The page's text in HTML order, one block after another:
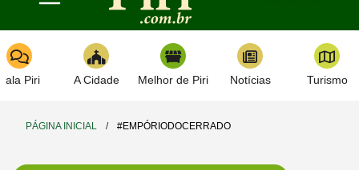
Toggle navigation
Piri A Cidade Melhor de Piri Notícias Turismo
PÁGINA INICIAL / #EMPÓRIODOCERRADO